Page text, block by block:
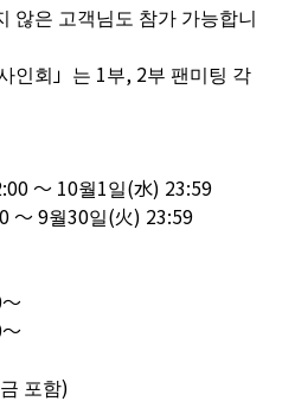
않은 고객님도 참가 가능합니
인회」는 1부, 2부 팬미팅 각
～ 10월1일(水) 23:59
～ 9월30일(火) 23:59
포함)